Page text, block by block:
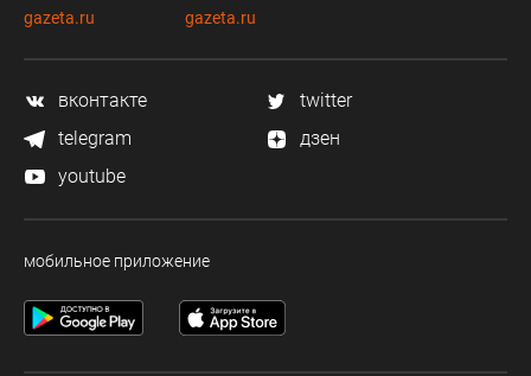
gazeta.ru
gazeta.ru
вконтакте
twitter
telegram
дзен
youtube
мобильное приложение